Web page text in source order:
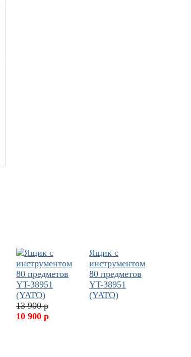
Ящик с
инструментом
80 предметов
YT-38951
(YATO)
13 900 р
10 900 р